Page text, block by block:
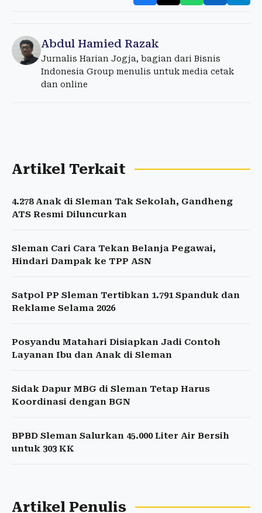
Abdul Hamied Razak
Jurnalis Harian Jogja, bagian dari Bisnis
Indonesia Group menulis untuk media cetak
dan online
Artikel Terkait
4.278 Anak di Sleman Tak Sekolah, Gandheng
ATS Resmi Diluncurkan
Sleman Cari Cara Tekan Belanja Pegawai,
Hindari Dampak ke TPP ASN
Satpol PP Sleman Tertibkan 1.791 Spanduk dan
Reklame Selama 2026
Posyandu Matahari Disiapkan Jadi Contoh
Layanan Ibu dan Anak di Sleman
Sidak Dapur MBG di Sleman Tetap Harus
Koordinasi dengan BGN
BPBD Sleman Salurkan 45.000 Liter Air Bersih
untuk 303 KK
Artikel Penulis